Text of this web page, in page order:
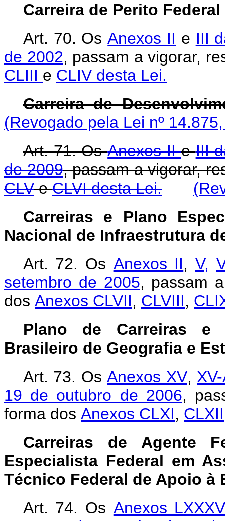
Carreira de Perito
Art. 70. OsAnexos II e III
de 2002, passam a vigorar,
CLIII e CLIV desta Lei.
Carreira de
(Revogado pela Lei nº
Art. 71. OsAnexos IIeIII
de 2009, passam a vigorar,
CLVeCLVI desta Lei.
Carreiras e Plano
Nacional de Infraestrutura
Art. 72. Os Anexos II, V,
setembro de 2005, passam
dos Anexos CLVII, CLVIII,
Plano de Carreiras e
Brasileiro de Geografia e
Art. 73. OsAnexos XV,
19 de outubro de 2006,
forma dos Anexos CLXI, CLXII
Carreiras de Agente
Especialista Federal em
Técnico Federal de Apoio à
Art. 74. Os Anexos